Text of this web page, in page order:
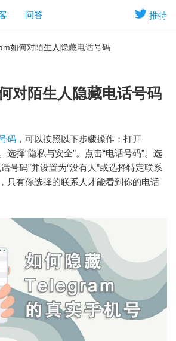
推特
问答
如何对陌生人隐藏电话号码
对陌生人隐藏电话号码
码 ，可以按照以下步骤操作：打开
选择“隐私与安全”。点击“电话号码”。选
号码”并设置为“没有人”或选择特定联系
只有你选择的联系人才能看到你的电话